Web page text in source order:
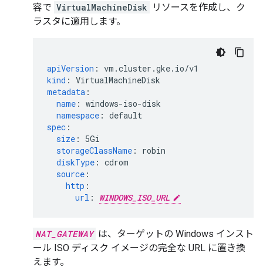
容で VirtualMachineDisk
リソースを作成し、ク
ラスタに適用します。
apiVersion : vm.cluster.gke.io/v1
kind : VirtualMachineDisk
metadata :
name : windows-iso-disk
namespace : default
spec :
size :
5Gi
storageClassName :
robin
diskType : cdrom
source :
http :
url : WINDOWS_ISO_URL
NAT_GATEWAY は、ターゲットの Windows インスト
ール ISO ディスク イメージの完全な URL に置き換
えます。